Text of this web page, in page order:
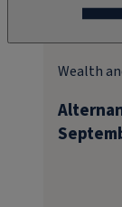
Wealth